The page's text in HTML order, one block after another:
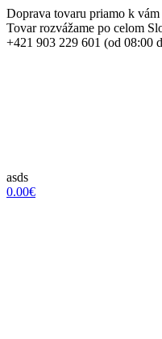
Doprava tovaru priamo k
Tovar rozvážame po celom
+421 903 229 601 (od 08:00
asds
0.00€